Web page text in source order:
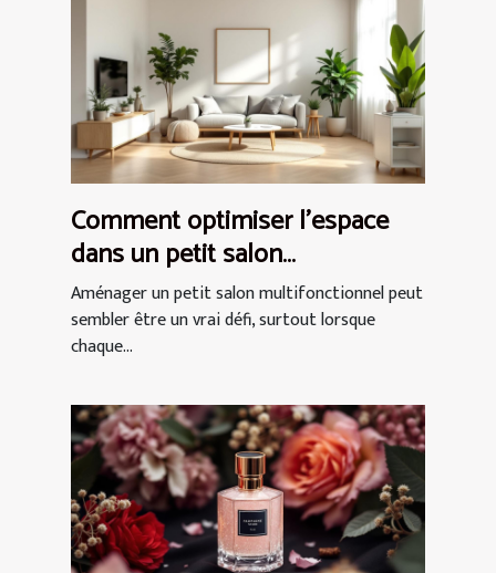
Comment optimiser l'espace
dans un petit salon
multifonctionnel ?
Aménager un petit salon multifonctionnel peut
sembler être un vrai défi, surtout lorsque
chaque...